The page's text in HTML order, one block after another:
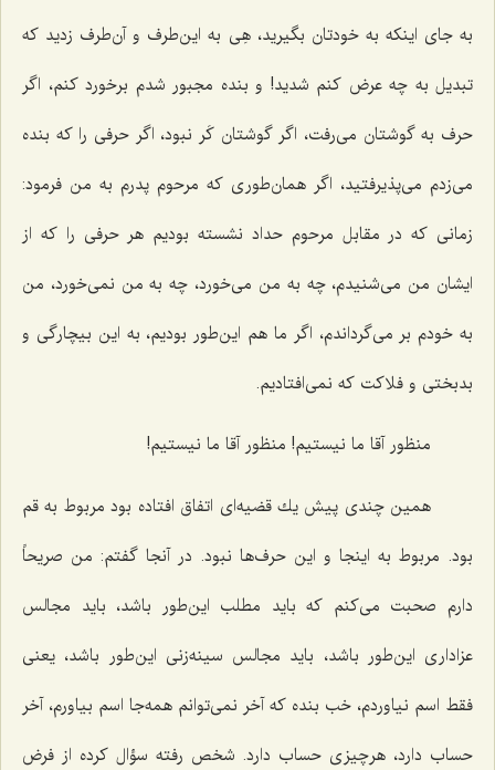
به جای اینكه به خودتان بگیرید، هِی به این‌طرف و آن‌طرف زدید كه
تبدیل به چه عرض كنم شدید! و بنده مجبور شدم برخورد كنم، اگر
حرف به گوشتان می‌رفت، اگر گوشتان كَر نبود، اگر حرفی را كه بنده
می‌زدم می‌پذیرفتید، اگر همان‌طوری كه مرحوم پدرم به من فرمود:
زمانی كه در مقابل مرحوم حداد نشسته بودیم هر حرفی را كه از
ایشان من می‌شنیدم، چه به من می‌خورد، چه به من نمی‌خورد، من
به خودم بر می‌گرداندم، اگر ما هم این‌طور بودیم، به این بیچارگی و
بدبختی و فلاكت كه نمی‌افتادیم.
منظور آقا ما نیستیم! منظور آقا ما نیستیم!
همین چندی پیش یك قضیه‌ای اتفاق افتاده بود مربوط به قم
بود. مربوط به اینجا و این حرف‌ها نبود. در آنجا گفتم: من صریحاً
دارم صحبت می‌كنم كه باید مطلب این‌طور باشد، باید مجالس
عزاداری این‌طور باشد، باید مجالس سینه‌زنی این‌طور باشد، یعنی
فقط اسم نیاوردم، خب بنده كه آخر نمی‌توانم همه‌جا اسم بیاورم، آخر
حساب دارد، هرچیزی حساب دارد. شخص رفته سؤال كرده از فرض